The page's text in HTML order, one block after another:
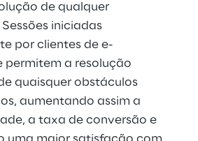
de qualquer
iniciadas
por clientes de e-
permitem a resolução
quaisquer obstáculos
aumentando assim a
a taxa de conversão e